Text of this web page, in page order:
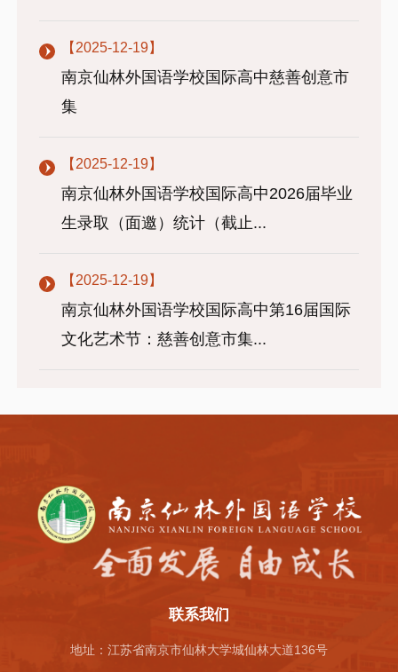
【2025-12-19】
南京仙林外国语学校国际高中慈善创意市
集
【2025-12-19】
南京仙林外国语学校国际高中2026届毕业
生录取（面邀）统计（截止...
【2025-12-19】
南京仙林外国语学校国际高中第16届国际
文化艺术节：慈善创意市集...
联系我们
地址：江苏省南京市仙林大学城仙林大道136号